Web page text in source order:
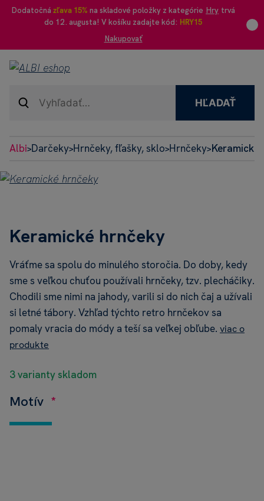
Dodatočná zľava 15% na skladové položky z kategórie Hry trvá
do 12. augusta! V košíku zadajte kód: HRY15
Nakupovať
HĽADAŤ
Albi>Darčeky>Hrnčeky, fľašky, sklo>Hrnčeky>Keramické
Keramické hrnčeky
Vráťme sa spolu do minulého storočia. Do doby, kedy
sme s veľkou chuťou používali hrnčeky, tzv. plecháčiky.
Chodili sme nimi na jahody, varili si do nich čaj a užívali
si letné tábory. Vzhľad týchto retro hrnčekov sa
pomaly vracia do módy a teší sa veľkej obľube. viac o
produkte
3 varianty skladom
Motív